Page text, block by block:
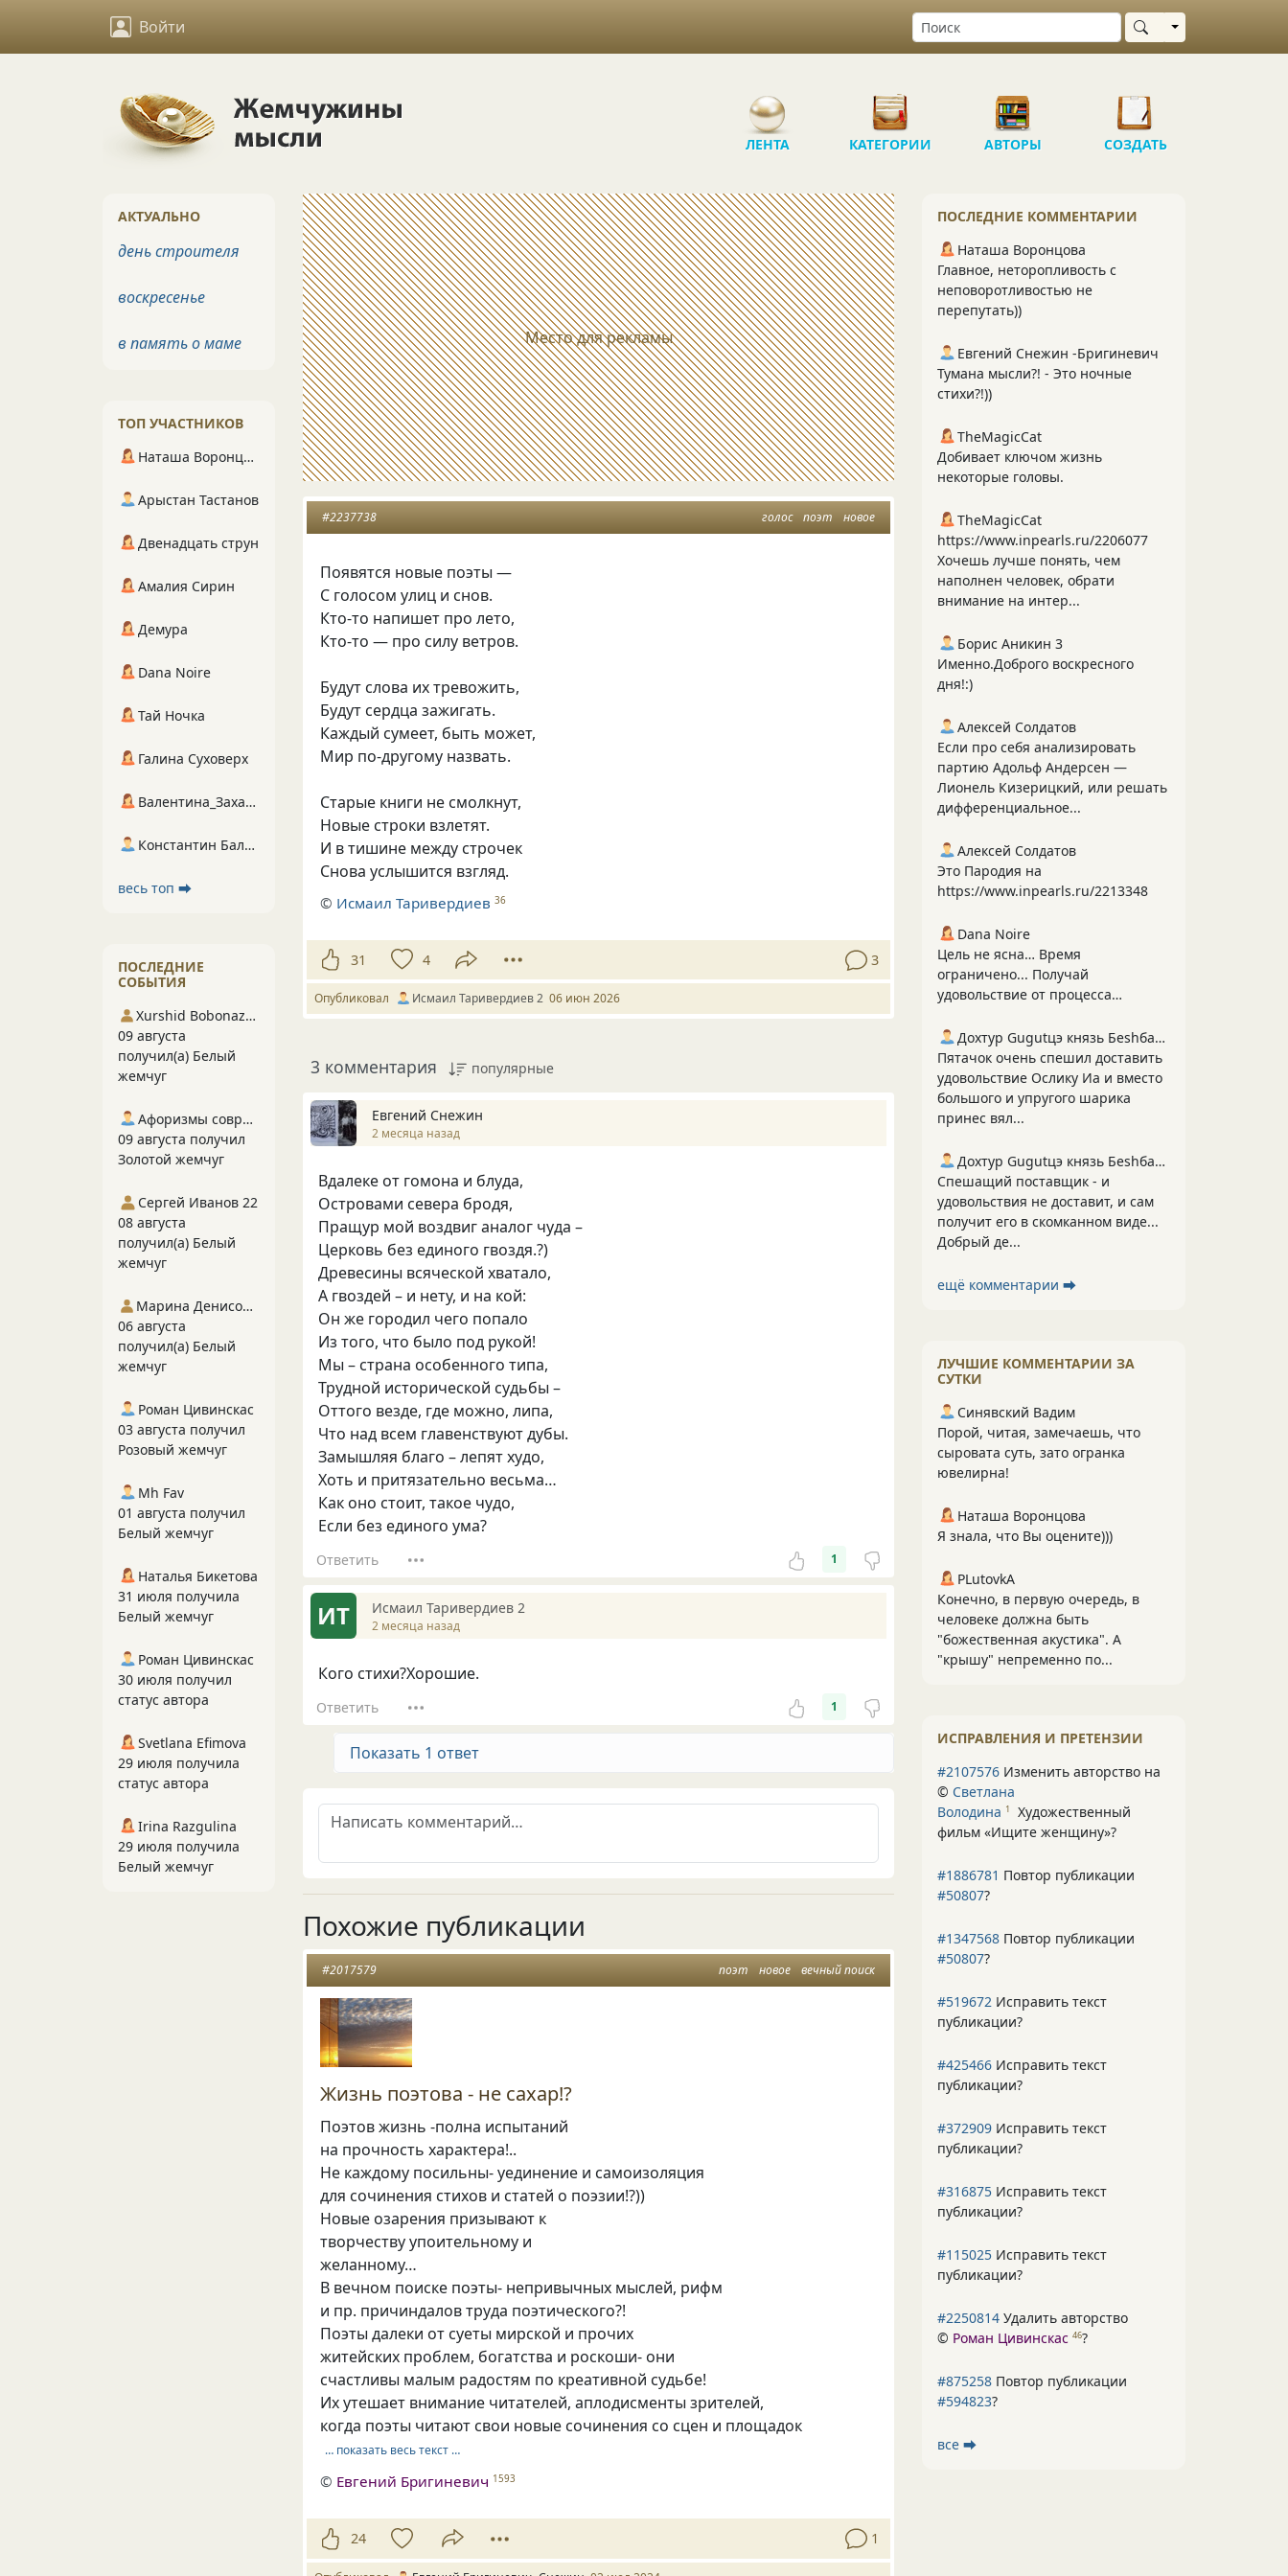
Войти Выбрать область
ЛЕНТА КАТЕГОРИИ АВТОРЫ СОЗДАТЬ
Место для рекламы
голос поэт новое
#2237738
Появятся новые поэты —
С голосом улиц и снов.
Кто-то напишет про лето,
Кто-то — про силу ветров.
Будут слова их тревожить,
Будут сердца зажигать.
Каждый сумеет, быть может,
Мир по-другому назвать.
Старые книги не смолкнут,
Новые строки взлетят.
И в тишине между строчек
Снова услышится взгляд.
© Исмаил Таривердиев 36
31 4 3
Опубликовал Исмаил Таривердиев 2 06 июн 2026
3 комментария популярные
Евгений Снежин
2 месяца назад
Вдалеке от гомона и блуда,
Островами севера бродя,
Пращур мой воздвиг аналог чуда –
Церковь без единого гвоздя.?)
Древесины всяческой хватало,
А гвоздей – и нету, и на кой:
Он же городил чего попало
Из того, что было под рукой!
Мы – страна особенного типа,
Трудной исторической судьбы –
Оттого везде, где можно, липа,
Что над всем главенствуют дубы.
Замышляя благо – лепят худо,
Хоть и притязательно весьма…
Как оно стоит, такое чудо,
Если без единого ума?
Ответить 1
ИТ Исмаил Таривердиев 2
2 месяца назад
Кого стихи?Хорошие.
Ответить 1
Показать 1 ответ
Похожие публикации
поэт новое вечный поиск
#2017579
Жизнь поэтова - не сахар!?
Поэтов жизнь -полна испытаний
на прочность характера!..
Не каждому посильны- уединение и самоизоляция
для сочинения стихов и статей о поэзии!?))
Новые озарения призывают к
творчеству упоительному и
желанному…
В вечном поиске поэты- непривычных мыслей, рифм
и пр. причиндалов труда поэтического?!
Поэты далеки от суеты мирской и прочих
житейских проблем, богатства и роскоши- они
счастливы малым радостям по креативной судьбе!
Их утешает внимание читателей, аплодисменты зрителей,
когда поэты читают свои новые сочинения со сцен и площадок
… показать весь текст …
© Евгений Бригиневич 1593
24 1
ПОСЛЕДНИЕ КОММЕНТАРИИ
Наташа Воронцова
Главное, неторопливость с
неповоротливостью не
перепутать))
Евгений Снежин -Бригиневич
Тумана мысли?! - Это ночные
стихи?!))
TheMagicCat
Добивает ключом жизнь
некоторые головы.
TheMagicCat
https://www.inpearls.ru/2206077
Хочешь лучше понять, чем
наполнен человек, обрати
внимание на интер...
Борис Аникин 3
Именно.Доброго воскресного
дня!:)
Алексей Солдатов
Если про себя анализировать
партию Адольф Андерсен —
Лионель Кизерицкий, или решать
дифференциальное...
Алексей Солдатов
Это Пародия на
https://www.inpearls.ru/2213348
Dana Noire
Цель не ясна… Время
ограничено... Получай
удовольствие от процесса…
Дохтур Gugutцэ князь Беshбармакоff
Пятачок очень спешил доставить
удовольствие Ослику Иа и вместо
большого и упругого шарика
принес вял...
Дохтур Gugutцэ князь Беshбармакоff
Спешащий поставщик - и
удовольствия не доставит, и сам
получит его в скомканном виде...
Добрый де...
ещё комментарии ⮕
ЛУЧШИЕ КОММЕНТАРИИ ЗА
СУТКИ
Синявский Вадим
Порой, читая, замечаешь, что
сыровата суть, зато огранка
ювелирна!
Наташа Воронцова
Я знала, что Вы оцените)))
PLutоvkА
Конечно, в первую очередь, в
человеке должна быть
"божественная акустика". А
"крышу" непременно по...
ИСПРАВЛЕНИЯ И ПРЕТЕНЗИИ
#2107576 Изменить авторство на
© Светлана
Володина 1
Художественный
фильм «Ищите женщину»?
#1886781 Повтор публикации
#50807?
#1347568 Повтор публикации
#50807?
#519672 Исправить текст
публикации?
#425466 Исправить текст
публикации?
#372909 Исправить текст
публикации?
#316875 Исправить текст
публикации?
#115025 Исправить текст
публикации?
#2250814 Удалить авторство
© Роман Цивинскас 46?
#875258 Повтор публикации
#594823?
все ⮕
АКТУАЛЬНО
день строителя
воскресенье
в память о маме
ТОП УЧАСТНИКОВ
Наташа Воронцова
Арыстан Тастанов
Двенадцать струн
Амалия Сирин
Демура
Dana Noire
Тай Ночка
Галина Суховерх
Валентина_Захарова
Константин Балухта
весь топ ⮕
ПОСЛЕДНИЕ
СОБЫТИЯ
Xurshid Bobonazarov
09 августа
получил(а) Белый
жемчуг
Афоризмы современников
09 августа получил
Золотой жемчуг
Сергей Иванов 22
08 августа
получил(а) Белый
жемчуг
Марина Денисова 5
06 августа
получил(а) Белый
жемчуг
Роман Цивинскас
03 августа получил
Розовый жемчуг
Mh Fav
01 августа получил
Белый жемчуг
Наталья Бикетова
31 июля получила
Белый жемчуг
Роман Цивинскас
30 июля получил
статус автора
Svetlana Efimova
29 июля получила
статус автора
Irina Razgulina
29 июля получила
Белый жемчуг